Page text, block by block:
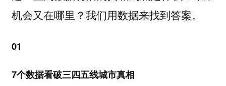
机会又在哪里？我们用数据来找到答案。
01
7个数据看破三四五线城市真相